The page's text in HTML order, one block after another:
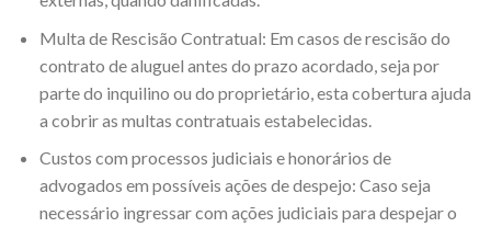
Multa de Rescisão Contratual: Em casos de rescisão do
contrato de aluguel antes do prazo acordado, seja por
parte do inquilino ou do proprietário, esta cobertura ajuda
a cobrir as multas contratuais estabelecidas.
Custos com processos judiciais e honorários de
advogados em possíveis ações de despejo: Caso seja
necessário ingressar com ações judiciais para despejar o